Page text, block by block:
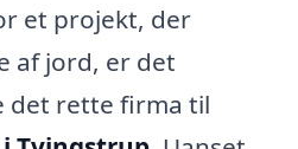
et projekt, der
af jord, er det
det rette firma til